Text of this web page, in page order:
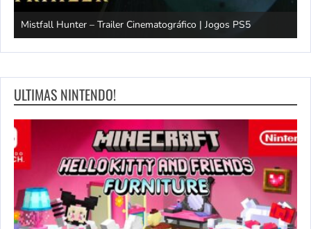
Mistfall Hunter – Trailer Cinematográfico | Jogos PS5
ULTIMAS NINTENDO!